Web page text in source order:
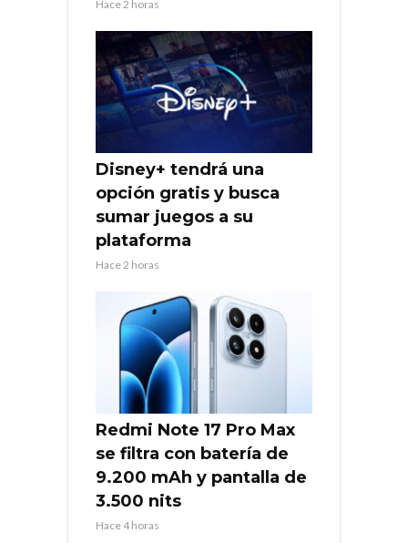
Hace 2 horas
Disney+ tendrá una
opción gratis y busca
sumar juegos a su
plataforma
Hace 2 horas
Redmi Note 17 Pro Max
se filtra con batería de
9.200 mAh y pantalla de
3.500 nits
Hace 4 horas